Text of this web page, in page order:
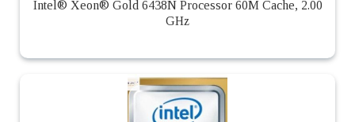
Intel® Xeon® Gold 6438N Processor 60M Cache, 2.00
GHz